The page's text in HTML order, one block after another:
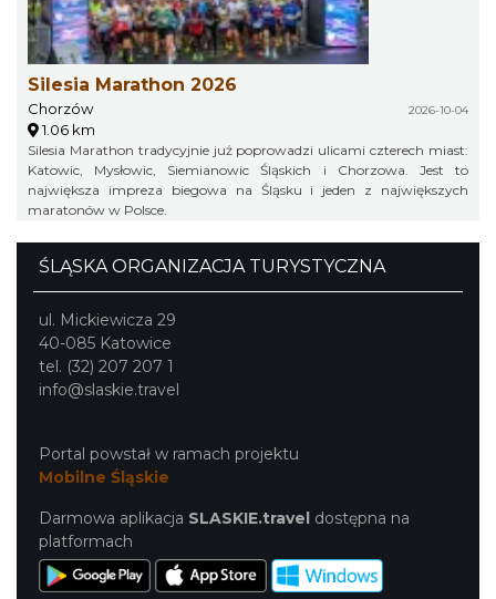
Silesia Marathon 2026
Chorzów 2026-10-04
1.06 km
Silesia Marathon tradycyjnie już poprowadzi ulicami czterech miast:
Katowic, Mysłowic, Siemianowic Śląskich i Chorzowa. Jest to
największa impreza biegowa na Śląsku i jeden z największych
maratonów w Polsce.
ŚLĄSKA ORGANIZACJA TURYSTYCZNA
ul. Mickiewicza 29
40-085 Katowice
tel. (32) 207 207 1
info@slaskie.travel
Portal powstał w ramach projektu
Mobilne Śląskie
Darmowa aplikacja SLASKIE.travel dostępna na
platformach